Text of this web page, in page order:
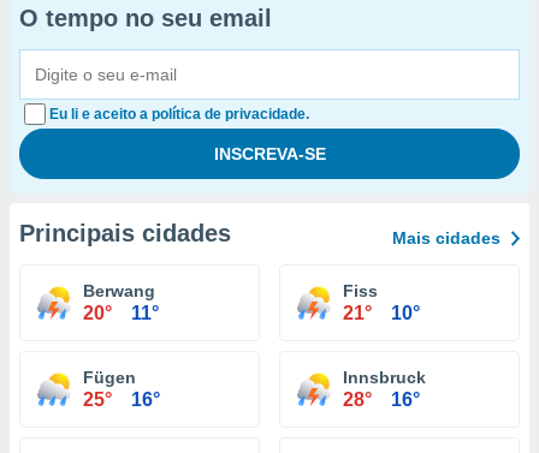
O tempo no seu email
Eu li e aceito a política de privacidade.
Principais cidades Mais cidades
Berwang
20° 11°
Fiss
21° 10°
Fügen
25° 16°
Innsbruck
28° 16°